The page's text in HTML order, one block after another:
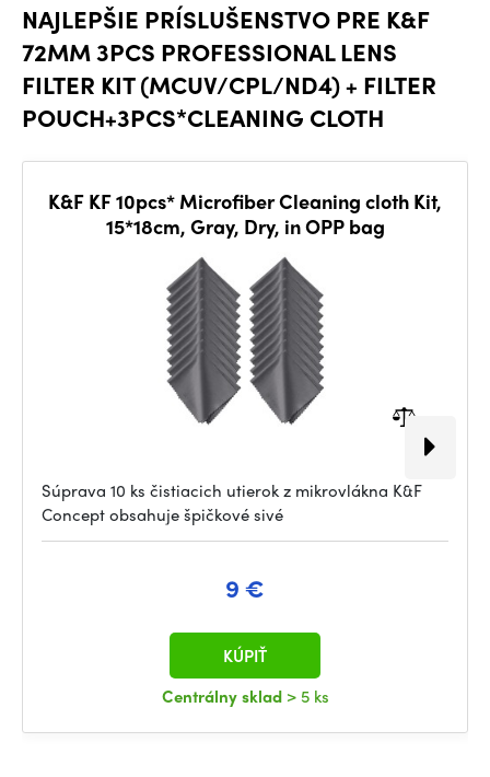
NAJLEPŠIE PRÍSLUŠENSTVO PRE K&F
72MM 3PCS PROFESSIONAL LENS
FILTER KIT (MCUV/CPL/ND4) + FILTER
POUCH+3PCS*CLEANING CLOTH
K&F KF 10pcs* Microfiber Cleaning cloth Kit,
15*18cm, Gray, Dry, in OPP bag
Súprava 10 ks čistiacich utierok z mikrovlákna K&F
Concept obsahuje špičkové sivé
9 €
Centrálny sklad > 5 ks
KÚPIŤ